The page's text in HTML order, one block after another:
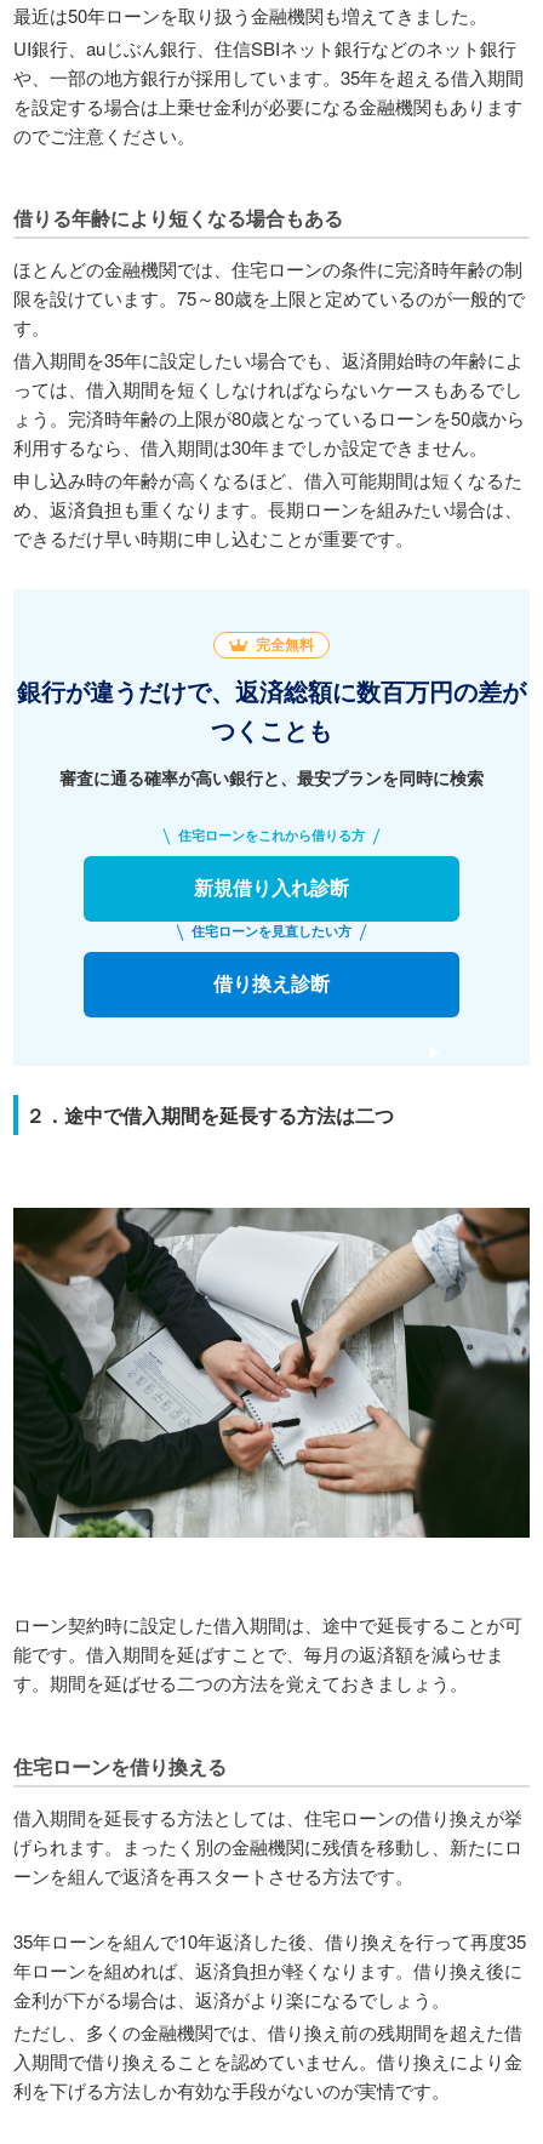
最近は50年ローンを取り扱う金融機関も増えてきました。
UI銀行、auじぶん銀行、住信SBIネット銀行などのネット銀行
や、一部の地方銀行が採用しています。35年を超える借入期間
を設定する場合は上乗せ金利が必要になる金融機関もあります
のでご注意ください。
借りる年齢により短くなる場合もある
ほとんどの金融機関では、住宅ローンの条件に完済時年齢の制
限を設けています。75～80歳を上限と定めているのが一般的で
す。
借入期間を35年に設定したい場合でも、返済開始時の年齢によ
っては、借入期間を短くしなければならないケースもあるでし
ょう。完済時年齢の上限が80歳となっているローンを50歳から
利用するなら、借入期間は30年までしか設定できません。
申し込み時の年齢が高くなるほど、借入可能期間は短くなるた
め、返済負担も重くなります。長期ローンを組みたい場合は、
できるだけ早い時期に申し込むことが重要です。
完全無料
銀行が違うだけで、返済総額に数百万円の差が
つくことも
審査に通る確率が高い銀行と、最安プランを同時に検索
住宅ローンをこれから借りる方
新規借り入れ診断
住宅ローンを見直したい方
借り換え診断
２．途中で借入期間を延長する方法は二つ
ローン契約時に設定した借入期間は、途中で延長することが可
能です。借入期間を延ばすことで、毎月の返済額を減らせま
す。期間を延ばせる二つの方法を覚えておきましょう。
住宅ローンを借り換える
借入期間を延長する方法としては、住宅ローンの借り換えが挙
げられます。まったく別の金融機関に残債を移動し、新たにロ
ーンを組んで返済を再スタートさせる方法です。
35年ローンを組んで10年返済した後、借り換えを行って再度35
年ローンを組めれば、返済負担が軽くなります。借り換え後に
金利が下がる場合は、返済がより楽になるでしょう。
ただし、多くの金融機関では、借り換え前の残期間を超えた借
入期間で借り換えることを認めていません。借り換えにより金
利を下げる方法しか有効な手段がないのが実情です。